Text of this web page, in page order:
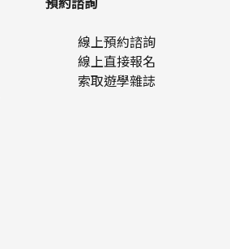
線上預約諮詢
線上直接報名
索取遊學雜誌